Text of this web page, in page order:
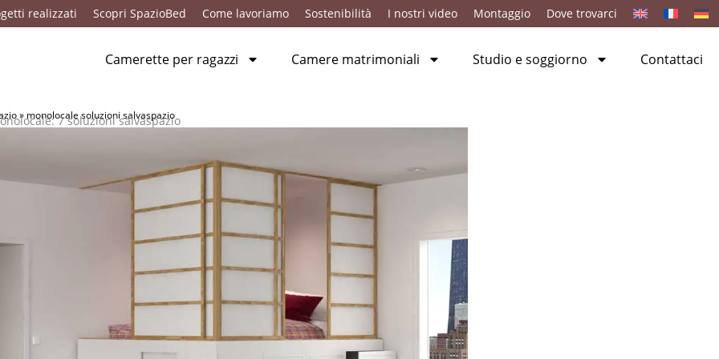
realizzati Scopri SpazioBed Come lavoriamo Sostenibilità I nostri video Montaggio Dove trovarci
Camerette per ragazzi Camere matrimoniali Studio e soggiorno Contattaci
» monolocale soluzioni salvaspazio
7 soluzioni salvaspazio